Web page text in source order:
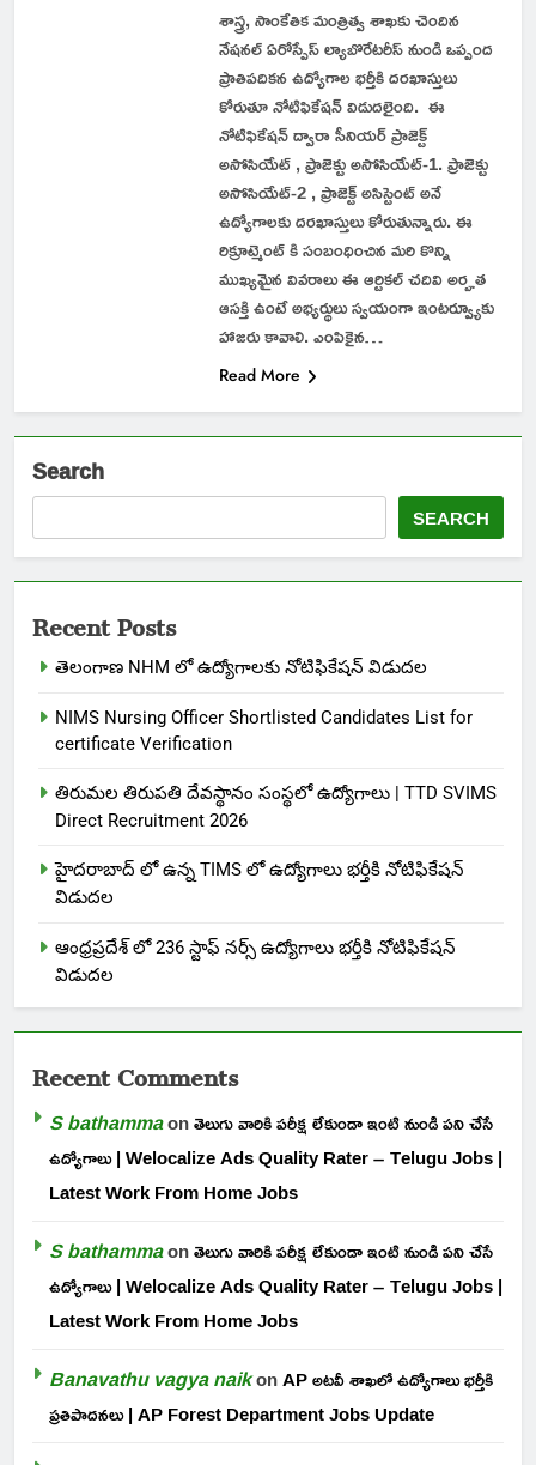
శాస్త్ర, సాంకేతిక మంత్రిత్వ శాఖకు చెందిన
నేషనల్ ఏరోస్పేస్ ల్యాబొరేటరీస్ నుండి ఒప్పంద
ప్రాతిపదికన ఉద్యోగాల భర్తీకి దరఖాస్తులు
కోరుతూ నోటిఫికేషన్ విడుదలైంది. ఈ
నోటిఫికేషన్ ద్వారా సీనియర్ ప్రాజెక్ట్
అసోసియేట్ , ప్రాజెక్టు అసోసియేట్-1. ప్రాజెక్టు
అసోసియేట్-2 , ప్రాజెక్ట్ అసిస్టెంట్ అనే
ఉద్యోగాలకు దరఖాస్తులు కోరుతున్నారు. ఈ
రిక్రూట్మెంట్ కి సంబంధించిన మరి కొన్ని
ముఖ్యమైన వివరాలు ఈ ఆర్టికల్ చదివి అర్హత
ఆసక్తి ఉంటే అభ్యర్థులు స్వయంగా ఇంటర్వ్యూకు
హాజరు కావాలి. ఎంపికైన…
Read More
Search
SEARCH
Recent Posts
తెలంగాణ NHM లో ఉద్యోగాలకు నోటిఫికేషన్ విడుదల
NIMS Nursing Officer Shortlisted Candidates List for
certificate Verification
తిరుమల తిరుపతి దేవస్థానం సంస్థలో ఉద్యోగాలు | TTD SVIMS
Direct Recruitment 2026
హైదరాబాద్ లో ఉన్న TIMS లో ఉద్యోగాలు భర్తీకి నోటిఫికేషన్
విడుదల
ఆంధ్రప్రదేశ్ లో 236 స్టాఫ్ నర్స్ ఉద్యోగాలు భర్తీకి నోటిఫికేషన్
విడుదల
Recent Comments
S bathammaonతెలుగు వారికి పరీక్ష లేకుండా ఇంటి నుండి పని చేసే
ఉద్యోగాలు | Welocalize Ads Quality Rater – Telugu Jobs |
Latest Work From Home Jobs
S bathammaonతెలుగు వారికి పరీక్ష లేకుండా ఇంటి నుండి పని చేసే
ఉద్యోగాలు | Welocalize Ads Quality Rater – Telugu Jobs |
Latest Work From Home Jobs
Banavathu vagya naikonAP అటవీ శాఖలో ఉద్యోగాలు భర్తీకి
ప్రతిపాదనలు | AP Forest Department Jobs Update